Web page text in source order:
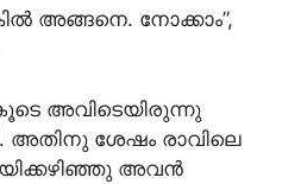
അങ്ങനെ. നോക്കാം”,
അവിടെയിരുന്നു
അതിനു ശേഷം രാവിലെ
അവൻ